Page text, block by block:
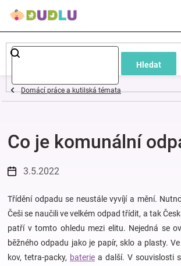
Hledat
Dětské
a
oblečení
Pokojíček
a
kojenecká
výbava
Domácí práce a kutilská témata
Co je komunální
3.5.2022
Třídění odpadu se neustále vyvíjí a mění.
Češi se naučili ve velkém odpad třídit, a tak
patří v tomto ohledu mezi elitu. Nejedná se
běžného odpadu jako je papír, sklo a plasty.
kov, tetra-packy, baterie a další. V souvislosti